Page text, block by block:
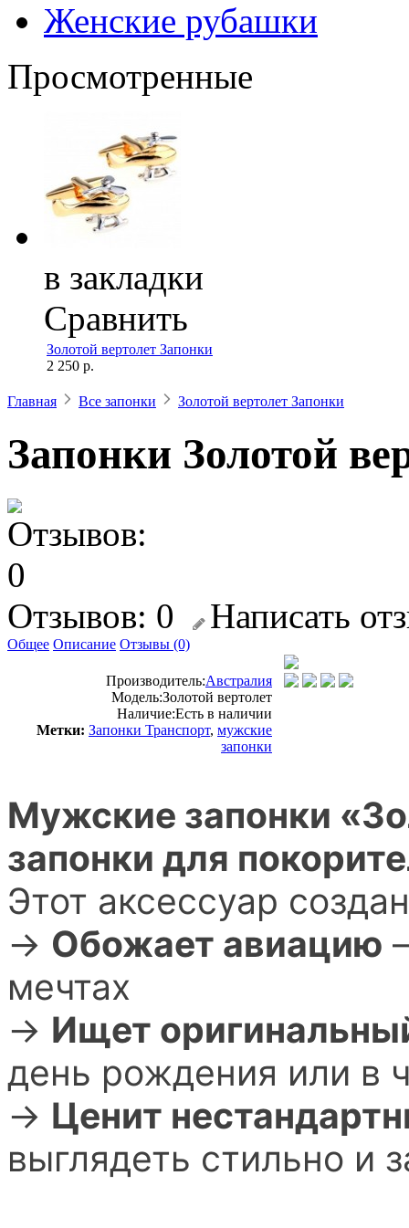
Женские рубашки
Просмотренные
в закладки
Сравнить
Золотой вертолет Запонки
2 250 р.
Главная Все запонки Золотой вертолет Запонки
Запонки Золотой
Отзывов: 0 Написать
Общее Описание Отзывы (0)
Производитель:Австралия
Модель:Золотой вертолет
Наличие:Есть в наличии
Метки: Запонки Транспорт, мужские
запонки
Мужские запонки
запонки для
Этот аксессуар
→ Обожает авиацию
мечтах
→ Ищет
день рождения или в
→ Ценит
выглядеть стильно и